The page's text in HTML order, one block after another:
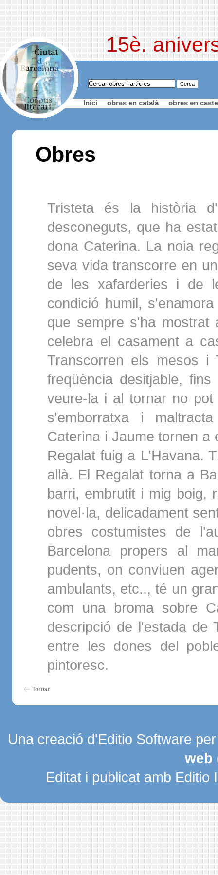
15è.
Inici obres en català obres en
Obres
Tristeta és la història
desconeguts, que ha
dona Caterina. La noia
seva vida transcorre en
de les xafarderies i de
condició humil,
que sempre s'ha mostrat
celebra el casament a
Transcorren els mesos
freqüència desitjable,
veure-la i al tornar no
s'emborratxa i
Caterina i Jaume tornen a
Regalat fuig a L'Havana.
allà. El Regalat torna a
barri, embrutit i mig boig,
novel·la, delicadament
obres costumistes de
Barcelona propers al
pudents, on conviuen
ambulants, etc.., té un
com una broma sobre
descripció de l'estada de
entre les dones del
pintoresc.
Tornar
Una creació d'Editio Software
web
Editat i publicat amb Editio